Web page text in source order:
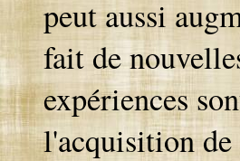
peut aussi
fait de
expériences
l'acquisition de